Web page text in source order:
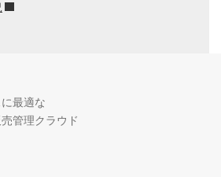
最適な
管理クラウド